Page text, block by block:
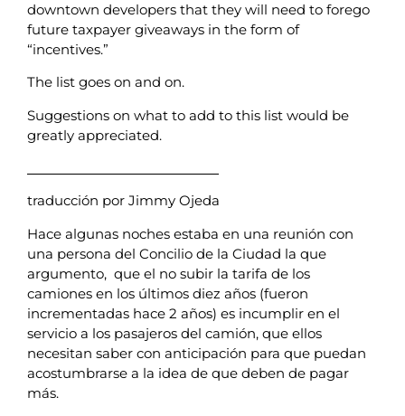
downtown developers that they will need to forego
future taxpayer giveaways in the form of
“incentives.”
The list goes on and on.
Suggestions on what to add to this list would be
greatly appreciated.
traducción por Jimmy Ojeda
Hace algunas noches estaba en una reunión con
una persona del Concilio de la Ciudad la que
argumento, que el no subir la tarifa de los
camiones en los últimos diez años (fueron
incrementadas hace 2 años) es incumplir en el
servicio a los pasajeros del camión, que ellos
necesitan saber con anticipación para que puedan
acostumbrarse a la idea de que deben de pagar
más.